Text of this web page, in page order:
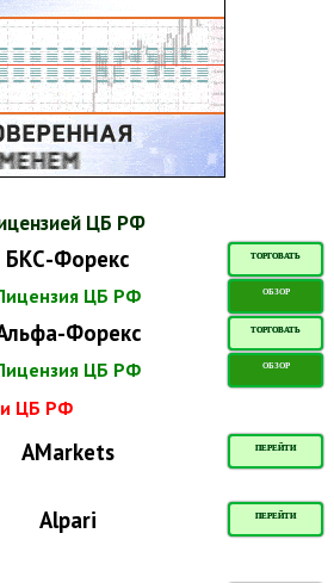
ЦБ РФ
БКС-Форекс ТОРГОВАТЬ
ЦБ РФ ОБЗОР
Форекс ТОРГОВАТЬ
ЦБ РФ ОБЗОР
ЦБ РФ
AMarkets ПЕРЕЙТИ
Alpari ПЕРЕЙТИ